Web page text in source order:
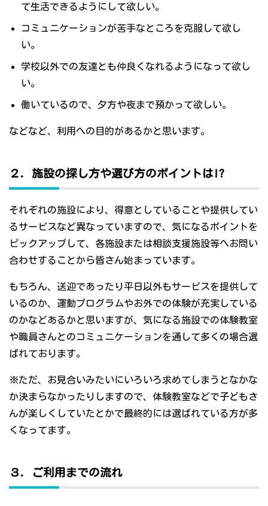
て生活できるようにして欲しい。
コミュニケーションが苦手なところを克服して欲し
い。
学校以外での友達とも仲良くなれるようになって欲し
い。
働いているので、夕方や夜まで預かって欲しい。
などなど、利用への目的があるかと思います。
２．施設の探し方や選び方のポイントは!?
それぞれの施設により、得意としていることや提供してい
るサービスなど異なっていますので、気になるポイントを
ピックアップして、各施設または相談支援施設等へお問い
合わせすることから皆さん始まっています。
もちろん、送迎であったり平日以外もサービスを提供して
いるのか、運動プログラムやお外での体験が充実している
のかなどあるかと思いますが、気になる施設での体験教室
や職員さんとのコミュニケーションを通して多くの場合選
ばれております。
※ただ、お見合いみたいにいろいろ求めてしまうとなかな
か決まらなかったりしますので、体験教室などで子どもさ
んが楽しくしていたとかで最終的には選ばれている方が多
くなってます。
３．ご利用までの流れ